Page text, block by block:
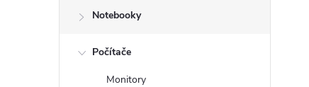
Notebooky
Počítače
Monitory